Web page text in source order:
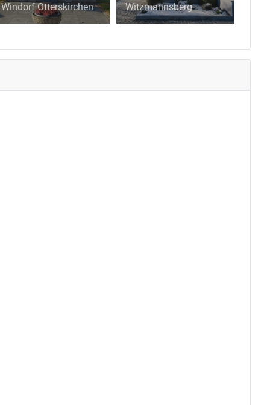
Windorf Otterskirchen
Witzmannsberg